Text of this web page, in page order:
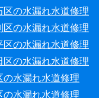
区の水漏れ水道修理
区の水漏れ水道修理
区の水漏れ水道修理
区の水漏れ水道修理
の水漏れ水道修理
の水漏れ水道修理